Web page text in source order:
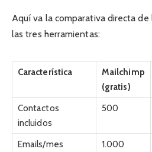
Aquí va la comparativa directa
las tres herramientas:
Característica
Mailchimp
(gratis)
Contactos
incluidos
500
Emails/mes 1.000